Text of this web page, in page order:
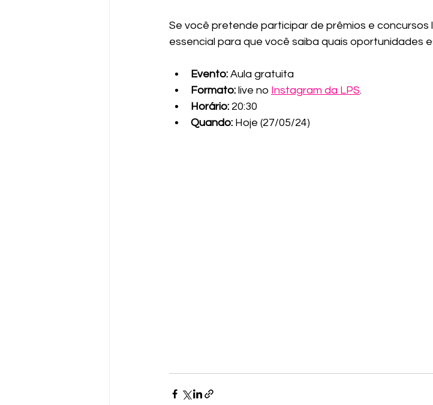
Se você pretende participar de prêmios e concursos
essencial para que você saiba quais oportunidades
Evento: Aula gratuita
Formato: live no Instagram da LPS.
Horário: 20:30
Quando: Hoje (27/05/24)